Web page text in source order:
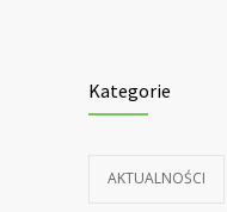
Kategorie
AKTUALNOŚCI